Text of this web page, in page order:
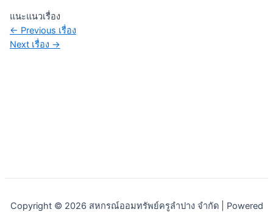
แนะแนวเรื่อง
← Previous เรื่อง
Next เรื่อง →
Copyright © 2026 สหกรณ์ออมทรัพย์ครูลำปาง จำกัด | Powered